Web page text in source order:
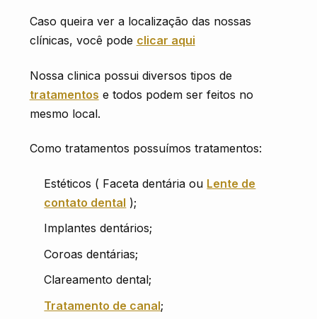
Caso queira ver a localização das nossas
clínicas, você pode clicar aqui
Nossa clinica possui diversos tipos de
tratamentos e todos podem ser feitos no
mesmo local.
Como tratamentos possuímos tratamentos:
Estéticos ( Faceta dentária ou Lente de
contato dental );
Implantes dentários;
Coroas dentárias;
Clareamento dental;
Tratamento de canal;